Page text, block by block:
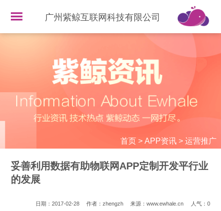
广州紫鲸互联网科技有限公司
首页> APP资讯> 运营推广
妥善利用数据有助物联网APP定制开发平行业
的发展
日期：2017-02-28 作者：zhengzh 来源：www.ewhale.cn 人气： 0